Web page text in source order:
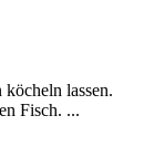
lassen.
Fisch. ...